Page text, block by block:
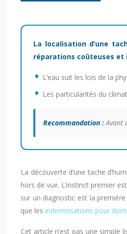
La localisation d’une
réparations coûteuses et
L’eau suit les lois de la
Les particularités du
Recommandation :Avant
La découverte d’une tache
hors de vue. L’instinct premier
sur un diagnostic est la
que les indemnisations pour
Cet article n’est pas une simple